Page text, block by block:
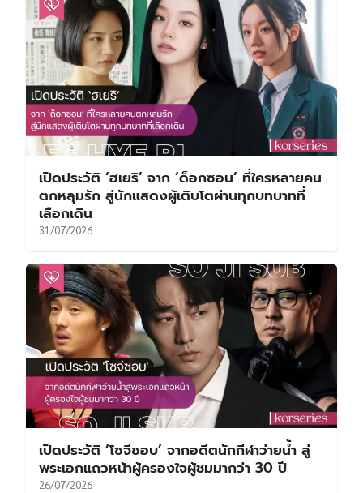
เปิดประวัติ ‘ฮเยริ’ จาก ‘ด็อกซอน’ ที่ใครหลายคน
ตกหลุมรัก สู่นักแสดงผู้เติบโตผ่านทุกบทบาทที่
เลือกเดิน
31/07/2026
เปิดประวัติ ‘โซจีซอบ’ จากอดีตนักกีฬาว่ายน้ำ สู่
พระเอกแถวหน้าผู้ครองใจผู้ชมมากว่า 30 ปี
26/07/2026